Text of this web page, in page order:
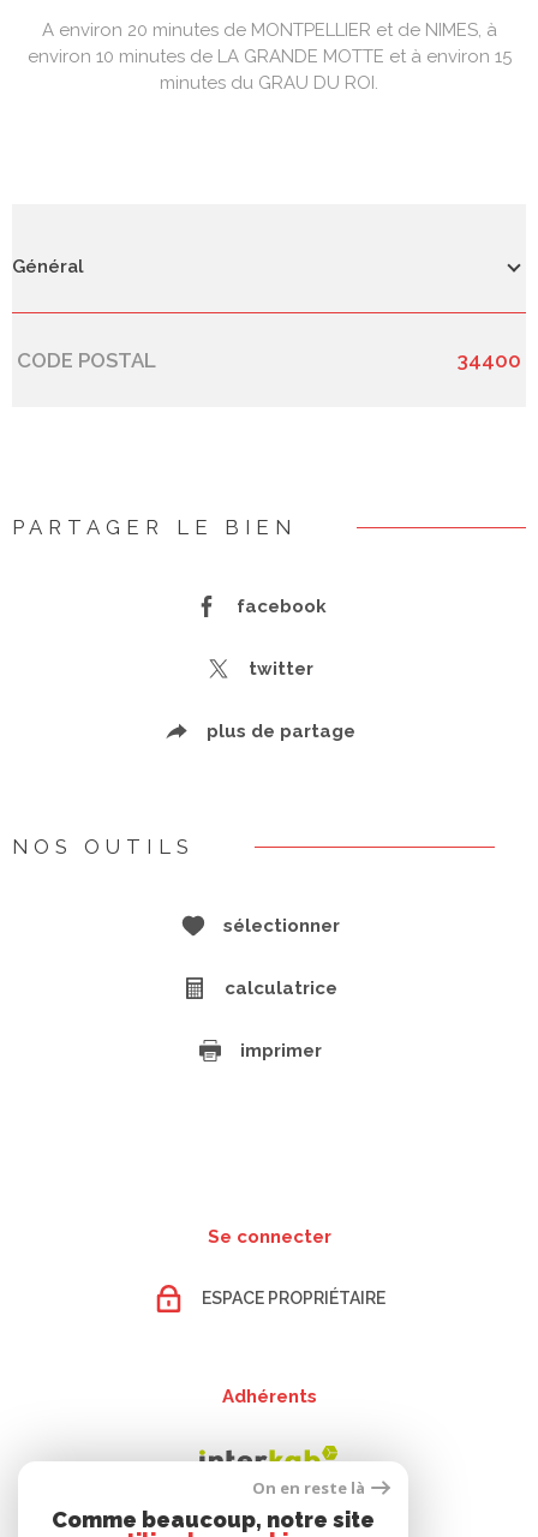
A environ 20 minutes de MONTPELLIER et de NIMES, à
environ 10 minutes de LA GRANDE MOTTE et à environ 15
minutes du GRAU DU ROI.
Général
Caractérisque Valeurs
CODE POSTAL 34400
PARTAGER LE BIEN
facebook
twitter
plus de partage
NOS OUTILS
sélectionner
calculatrice
imprimer
Se connecter
ESPACE PROPRIÉTAIRE
Adhérents
On en reste là
Comme beaucoup, notre site